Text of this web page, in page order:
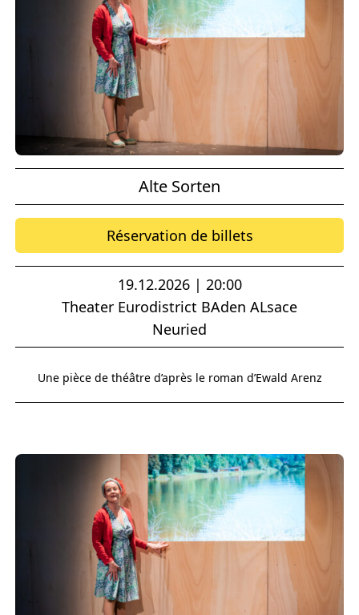
Alte Sorten
Réservation de billets
19.12.2026 | 20:00
Theater Eurodistrict BAden ALsace
Neuried
Une pièce de théâtre d’après le roman d’Ewald Arenz